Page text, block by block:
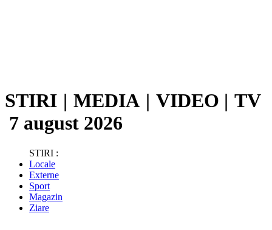
STIRI | MEDIA | VIDEO | TV
7 august 2026
STIRI :
Locale
Externe
Sport
Magazin
Ziare